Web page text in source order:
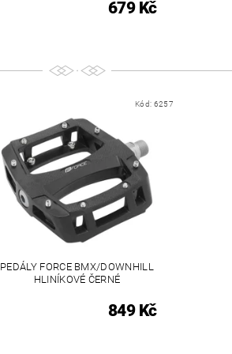
679 Kč
Kód: 6257
PEDÁLY FORCE BMX/DOWNHILL
HLINÍKOVÉ ČERNÉ
849 Kč